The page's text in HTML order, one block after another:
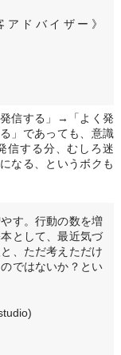
ドバイザー》
信する」→「よく発
」であっても、意識
信する分、むしろ迷
なる、というボクも
す。行動の数を増
として、最近気づ
、ただ考えただけ
ではないか？とい